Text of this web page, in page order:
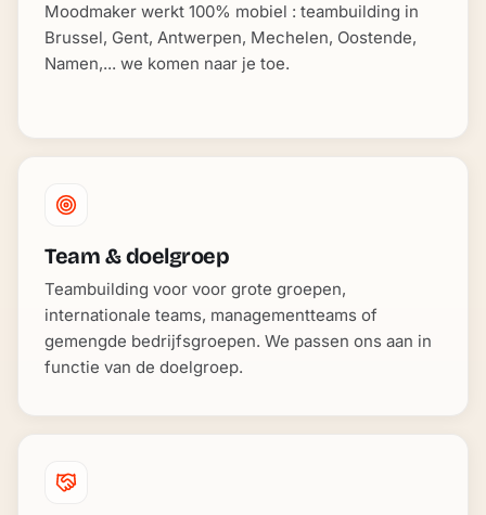
Moodmaker werkt 100% mobiel : teambuilding in
Brussel, Gent, Antwerpen, Mechelen, Oostende,
Namen,... we komen naar je toe.
Team & doelgroep
Teambuilding voor voor grote groepen,
internationale teams, managementteams of
gemengde bedrijfsgroepen. We passen ons aan in
functie van de doelgroep.